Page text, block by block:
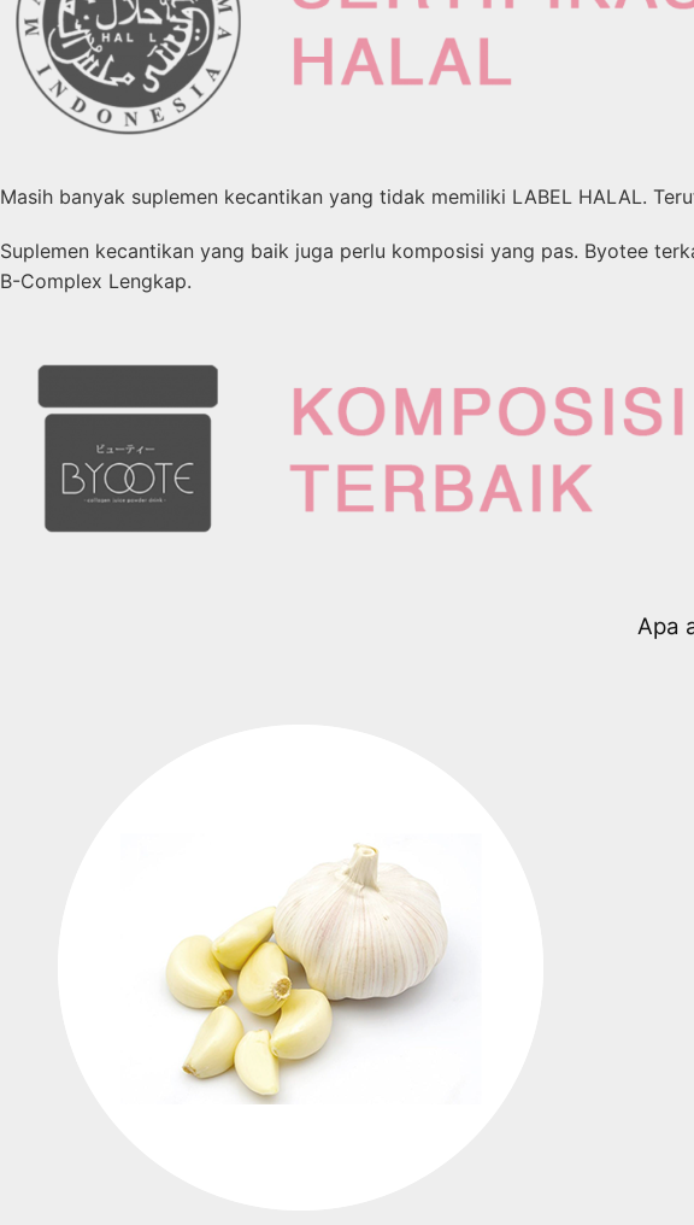
Masih banyak suplemen kecantikan yang tidak memiliki LABEL HALAL.
Suplemen kecantikan yang baik juga perlu komposisi yang pas. Byotee
B-Complex Lengkap.
Apa